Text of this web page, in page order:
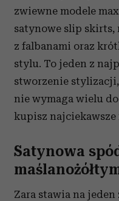
zwiewne modele
satynowe slip skirts,
z falbanami oraz
stylu. To jeden z
stworzenie
nie wymaga wielu
kupisz najciekawsze
Satynowa
Zara stawia na